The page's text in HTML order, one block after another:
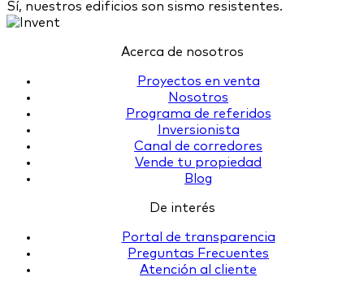
Sí, nuestros edificios son sismo resistentes.
Acerca de nosotros
Proyectos en venta
Nosotros
Programa de referidos
Inversionista
Canal de corredores
Vende tu propiedad
Blog
De interés
Portal de transparencia
Preguntas Frecuentes
Atención al cliente